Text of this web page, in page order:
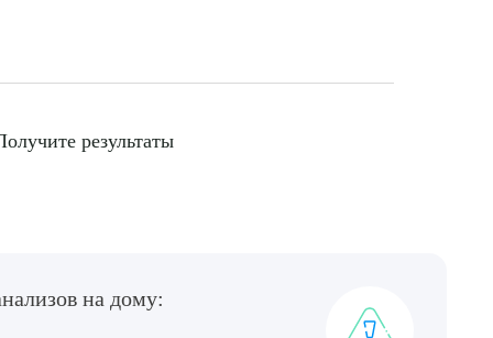
результаты
на дому: